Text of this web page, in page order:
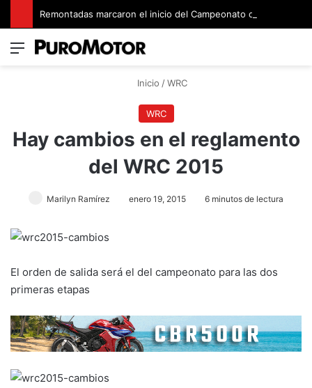
Menú
Inicio / WRC
WRC
Hay cambios en el reglamento
del WRC 2015
Marilyn Ramírez enero 19, 2015 6 minutos de lectura
El orden de salida será el del campeonato para las dos
primeras etapas